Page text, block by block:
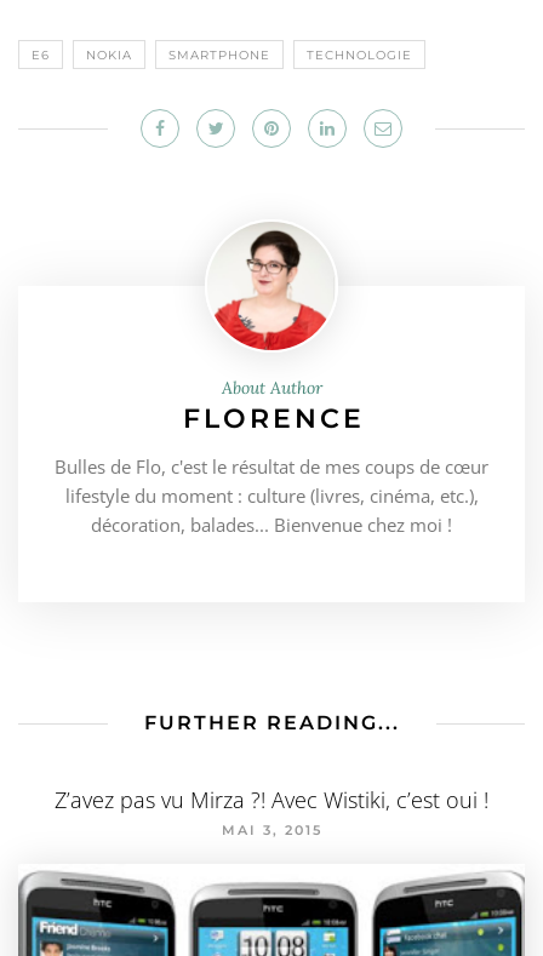
E6 NOKIA SMARTPHONE TECHNOLOGIE
About Author
FLORENCE
Bulles de Flo, c'est le résultat de mes coups de cœur
lifestyle du moment : culture (livres, cinéma, etc.),
décoration, balades... Bienvenue chez moi !
FURTHER READING...
Z’avez pas vu Mirza ?! Avec Wistiki, c’est oui !
MAI 3, 2015